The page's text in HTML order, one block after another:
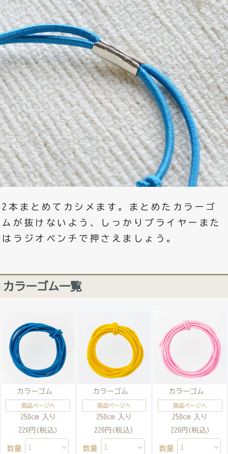
2本まとめてカシメます。まとめたカラーゴ
ムが抜けないよう、しっかりプライヤーまた
はラジオペンチで押さえましょう。
カラーゴム一覧
カラーゴム
商品ページへ
250cm 入り
220円(税込)
数量
カラーゴム
商品ページへ
250cm 入り
220円(税込)
数量
カラーゴム
商品ページへ
250cm 入り
220円(税込)
数量